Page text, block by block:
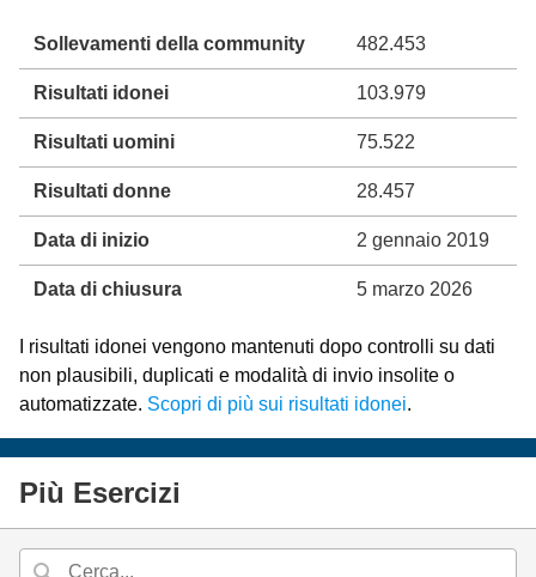
Sollevamenti della community 482.453
Risultati idonei 103.979
Risultati uomini 75.522
Risultati donne 28.457
Data di inizio 2 gennaio 2019
Data di chiusura 5 marzo 2026
I risultati idonei vengono mantenuti dopo controlli su dati
non plausibili, duplicati e modalità di invio insolite o
automatizzate. Scopri di più sui risultati idonei.
Più Esercizi